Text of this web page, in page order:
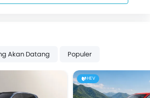
Akan Datang Populer
HEV